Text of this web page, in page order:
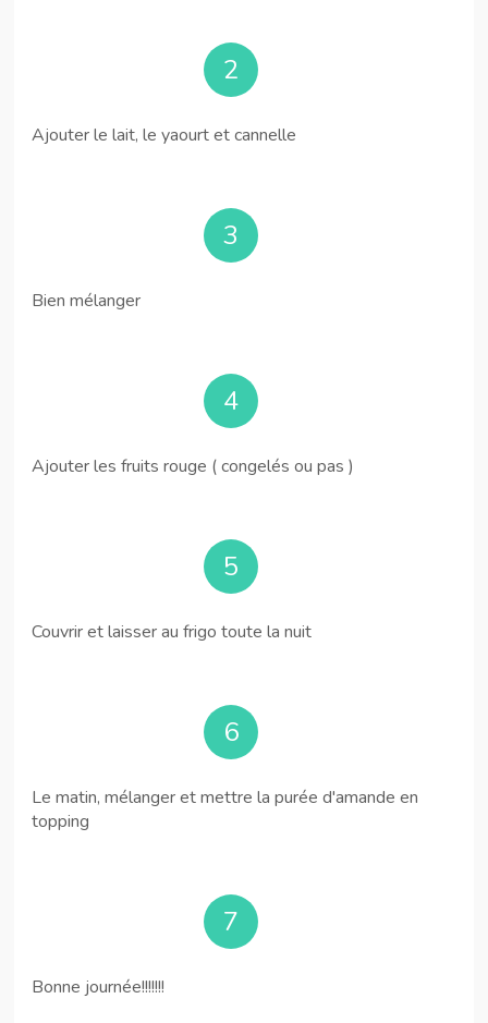
2
Ajouter le lait, le yaourt et cannelle
3
Bien mélanger
4
Ajouter les fruits rouge ( congelés ou pas )
5
Couvrir et laisser au frigo toute la nuit
6
Le matin, mélanger et mettre la purée d'amande en
topping
7
Bonne journée!!!!!!!